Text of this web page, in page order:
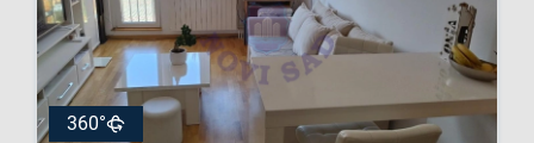
360°